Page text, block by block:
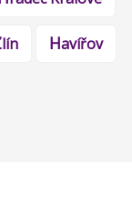
Zlín Havířov